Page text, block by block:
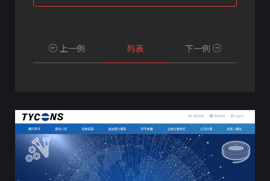
上一例 列表 下一例